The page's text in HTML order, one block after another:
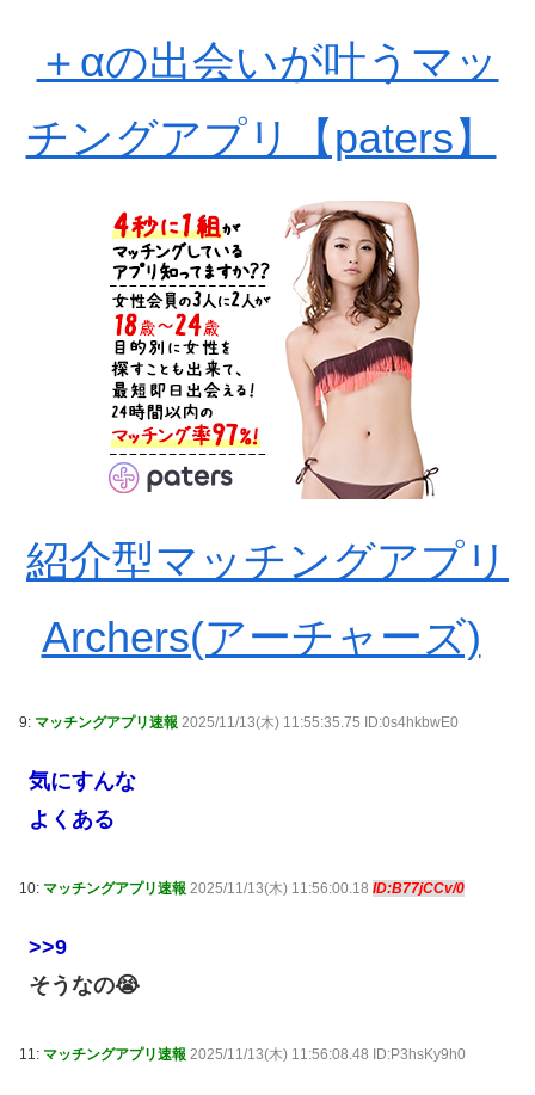
＋αの出会いが叶うマッ
チングアプリ【paters】
紹介型マッチングアプリ
Archers(アーチャーズ)
9: マッチングアプリ速報 2025/11/13(木) 11:55:35.75 ID:0s4hkbwE0
気にすんな
よくある
10: マッチングアプリ速報 2025/11/13(木) 11:56:00.18 ID:B77jCCv/0
>>9
そうなの😭
11: マッチングアプリ速報 2025/11/13(木) 11:56:08.48 ID:P3hsKy9h0